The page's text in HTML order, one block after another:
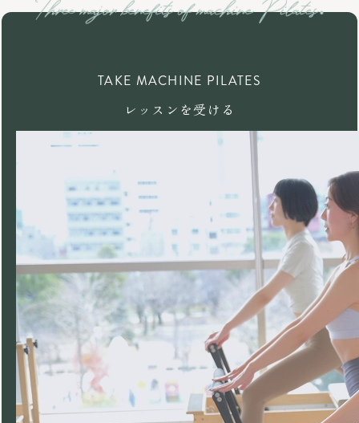
TAKE MACHINE PILATES
レッスンを受ける